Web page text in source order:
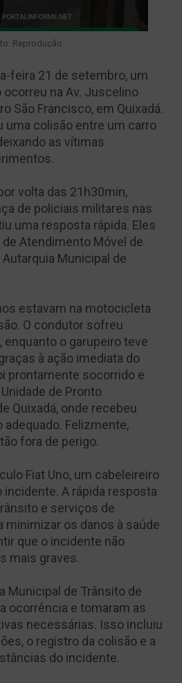
Reprodução.
feira 21 de setembro, um
na Av. Juscelino
São Francisco, em Quixadá.
uma colisão entre um carro
as vítimas
volta das 21h30min,
de policiais militares nas
uma resposta rápida. Eles
Atendimento Móvel de
Autarquia Municipal de
estavam na motocicleta
O condutor sofreu
o garupeiro teve
à ação imediata do
prontamente socorrido e
de Pronto
Quixadá, onde recebeu
Felizmente,
fora de perigo.
Fiat Uno, um cabeleireiro
incidente. A rápida resposta
e serviços de
minimizar os danos à saúde
que o incidente não
mais graves.
Municipal de Trânsito de
ocorrência e tomaram as
necessárias. Isso incluiu
o registro da colisão e a
do incidente.